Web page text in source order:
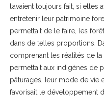
l’avaient toujours fait, si elles
entretenir leur patrimoine
permettait de le faire, les
dans de telles proportions.
comprenant les réalités de
permettait aux indigènes de
pâturages, leur mode de vie
favorisait le développement